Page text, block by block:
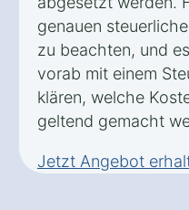
genauen
zu beachten, und
vorab mit einem
klären, welche
geltend gemacht
Jetzt Angebot